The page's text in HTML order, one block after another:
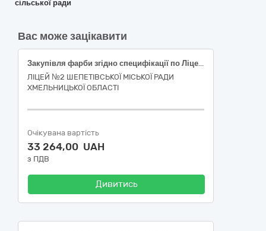
сільської ради
Вас може зацікавити
Закупівля фарби згідно специфікації по Ліцею №2 Шепетівської міської ради Хме6льницької області
ЛІЦЕЙ №2 ШЕПЕТІВСЬКОЇ МІСЬКОЇ РАДИ
ХМЕЛЬНИЦЬКОЇ ОБЛАСТІ
Очікувана вартість
33 264,00 UAH
з ПДВ
Дивитись